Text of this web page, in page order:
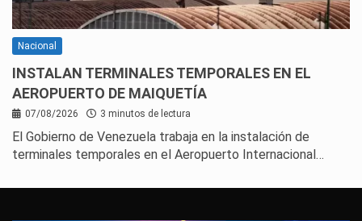
Nacional
INSTALAN TERMINALES TEMPORALES EN EL
AEROPUERTO DE MAIQUETÍA
07/08/2026 3 minutos de lectura
El Gobierno de Venezuela trabaja en la instalación de
terminales temporales en el Aeropuerto Internacional…